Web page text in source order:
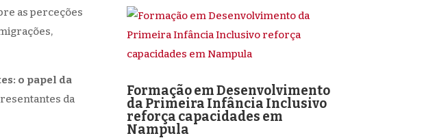
as perceções
o papel da
da
Formação em Desenvolvimento
da Primeira Infância Inclusivo
reforça capacidades em
Nampula